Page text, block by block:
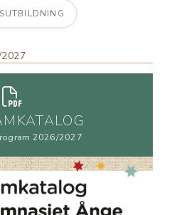
2027
2026/2027